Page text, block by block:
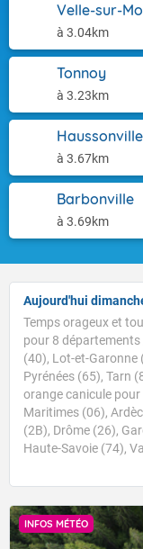
Velle-sur-
à 3.04km
Tonnoy
à 3.23km
Haussonville
à 3.67km
Barbonville
à 3.69km
Aujourd'hui
Temps orageux et
pour 8
(40), Lot-et-Garonne
Pyrénées (65), Tarn
orange canicule
Maritimes (06),
(2B), Drôme (26),
Haute-Savoie (74),
INFOS MÉTÉO